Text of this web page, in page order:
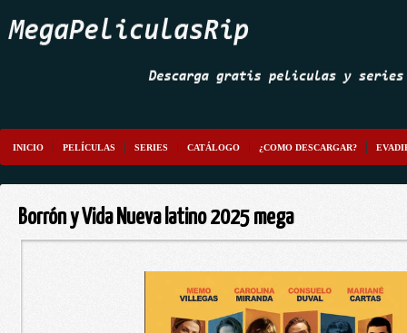
INICIO PELÍCULAS SERIES CATÁLOGO ¿COMO DESCARGAR?
Borrón y Vida Nueva latino 2025 mega